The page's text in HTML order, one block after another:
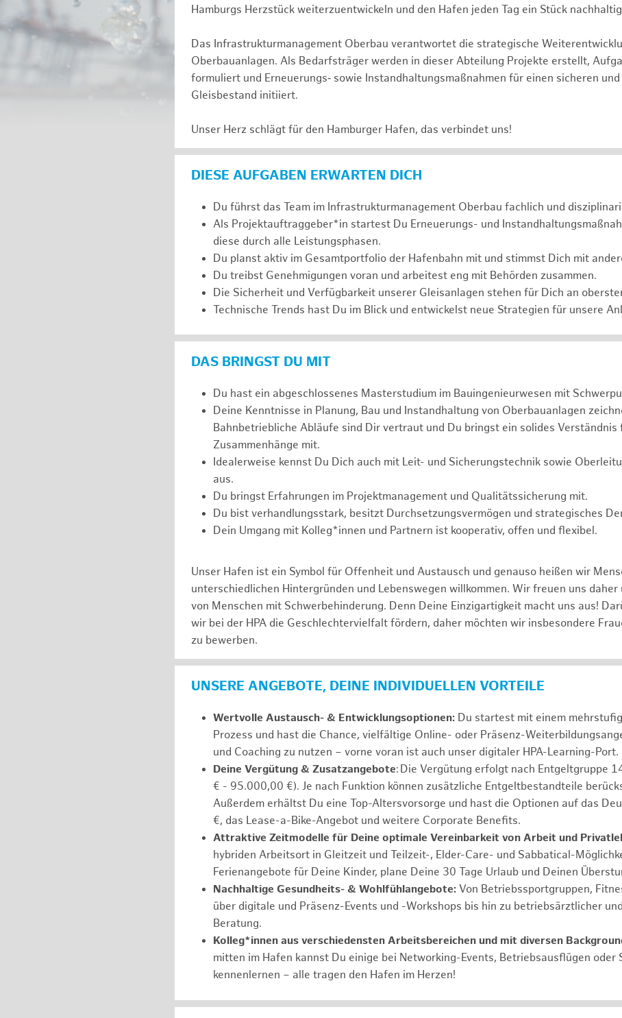
Hamburgs Herzstück weiterzuentwickeln und den Hafen jeden Tag ein Stück
Das Infrastrukturmanagement Oberbau verantwortet die strategische
Oberbauanlagen. Als Bedarfsträger werden in dieser Abteilung Projekte erstellt,
formuliert und Erneuerungs‑ sowie Instandhaltungsmaßnahmen für einen sicheren
Gleisbestand initiiert.
Unser Herz schlägt für den Hamburger Hafen, das verbindet uns!
DIESE AUFGABEN ERWARTEN DICH
Du führst das Team im Infrastrukturmanagement Oberbau fachlich und
Als Projektauftraggeber*in startest Du Erneuerungs- und
diese durch alle Leistungsphasen.
Du planst aktiv im Gesamtportfolio der Hafenbahn mit und stimmst Dich mit
Du treibst Genehmigungen voran und arbeitest eng mit Behörden zusammen.
Die Sicherheit und Verfügbarkeit unserer Gleisanlagen stehen für Dich an
Technische Trends hast Du im Blick und entwickelst neue Strategien für unsere
DAS BRINGST DU MIT
Du hast ein abgeschlossenes Masterstudium im Bauingenieurwesen mit
Deine Kenntnisse in Planung, Bau und Instandhaltung von Oberbauanlagen
Bahnbetriebliche Abläufe sind Dir vertraut und Du bringst ein solides Verständnis
Zusammenhänge mit.
Idealerweise kennst Du Dich auch mit Leit- und Sicherungstechnik sowie
aus.
Du bringst Erfahrungen im Projektmanagement und Qualitätssicherung mit.
Du bist verhandlungsstark, besitzt Durchsetzungsvermögen und strategisches
Dein Umgang mit Kolleg*innen und Partnern ist kooperativ, offen und flexibel.
Unser Hafen ist ein Symbol für Offenheit und Austausch und genauso heißen wir
unterschiedlichen Hintergründen und Lebenswegen willkommen. Wir freuen uns daher
von Menschen mit Schwerbehinderung. Denn Deine Einzigartigkeit macht uns aus!
wir bei der HPA die Geschlechtervielfalt fördern, daher möchten wir insbesondere
zu bewerben.
UNSERE ANGEBOTE, DEINE INDIVIDUELLEN VORTEILE
Wertvolle Austausch- & Entwicklungsoptionen: Du startest mit einem
Prozess und hast die Chance, vielfältige Online- oder Präsenz-
und Coaching zu nutzen – vorne voran ist auch unser digitaler HPA-Learning-Port.
Deine Vergütung & Zusatzangebote: Die Vergütung erfolgt nach Entgeltgruppe
€ - 95.000,00 €). Je nach Funktion können zusätzliche Entgeltbestandteile
Außerdem erhältst Du eine Top-Altersvorsorge und hast die Optionen auf das
€, das Lease-a-Bike-Angebot und weitere Corporate Benefits.
Attraktive Zeitmodelle für Deine optimale Vereinbarkeit von Arbeit und
hybriden Arbeitsort in Gleitzeit und Teilzeit-, Elder-Care- und Sabbatical-
Ferienangebote für Deine Kinder, plane Deine 30 Tage Urlaub und Deinen
Nachhaltige Gesundheits- & Wohlfühlangebote: Von Betriebssportgruppen,
über digitale und Präsenz-Events und -Workshops bis hin zu betriebsärztlicher
Beratung.
Kolleg*innen aus verschiedensten Arbeitsbereichen und mit diversen
mitten im Hafen kannst Du einige bei Networking-Events, Betriebsausflügen oder
kennenlernen – alle tragen den Hafen im Herzen!